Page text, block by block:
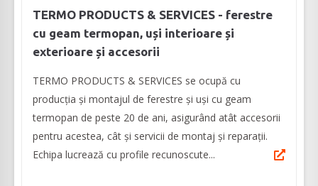
TERMO PRODUCTS & SERVICES - ferestre
cu geam termopan, uși interioare și
exterioare și accesorii
TERMO PRODUCTS & SERVICES se ocupă cu
producţia şi montajul de ferestre și uși cu geam
termopan de peste 20 de ani, asigurând atât accesorii
pentru acestea, cât și servicii de montaj și reparații.
Echipa lucrează cu profile recunoscute...